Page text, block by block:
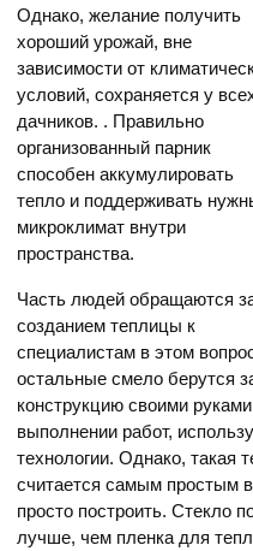
Однако, желание получить
хороший урожай, вне
зависимости от
условий, сохраняется у
дачников. . Правильно
организованный парник
способен аккумулировать
тепло и поддерживать
микроклимат внутри
пространства.
Часть людей обращаются
созданием теплицы к
специалистам в этом
остальные смело берутся
конструкцию своими
выполнении работ,
технологии. Однако, такая
считается самым простым
просто построить. Стекло
лучше, чем пленка для